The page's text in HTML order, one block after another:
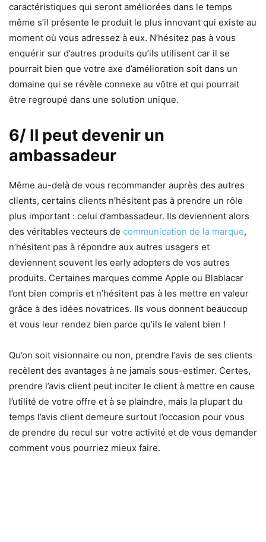
caractéristiques qui seront améliorées dans le temps
même s’il présente le produit le plus innovant qui existe au
moment où vous adressez à eux. N’hésitez pas à vous
enquérir sur d’autres produits qu’ils utilisent car il se
pourrait bien que votre axe d’amélioration soit dans un
domaine qui se révèle connexe au vôtre et qui pourrait
être regroupé dans une solution unique.
6/ Il peut devenir un
ambassadeur
Même au-delà de vous recommander auprès des autres
clients, certains clients n’hésitent pas à prendre un rôle
plus important : celui d’ambassadeur. Ils deviennent alors
des véritables vecteurs de communication de la marque,
n’hésitent pas à répondre aux autres usagers et
deviennent souvent les early adopters de vos autres
produits. Certaines marques comme Apple ou Blablacar
l’ont bien compris et n’hésitent pas à les mettre en valeur
grâce à des idées novatrices. Ils vous donnent beaucoup
et vous leur rendez bien parce qu’ils le valent bien !
Qu’on soit visionnaire ou non, prendre l’avis de ses clients
recèlent des avantages à ne jamais sous-estimer. Certes,
prendre l’avis client peut inciter le client à mettre en cause
l’utilité de votre offre et à se plaindre, mais la plupart du
temps l’avis client demeure surtout l’occasion pour vous
de prendre du recul sur votre activité et de vous demander
comment vous pourriez mieux faire.